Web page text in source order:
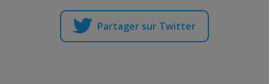
Partager sur Twitter